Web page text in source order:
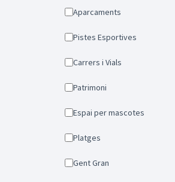
Aparcaments
Pistes Esportives
Carrers i Vials
Patrimoni
Espai per mascotes
Platges
Gent Gran